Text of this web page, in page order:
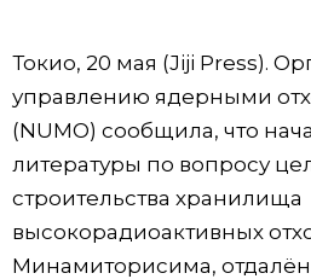
Блог
Японский язык official SNS
Токио, 20 мая (Jiji Press).
управлению ядерными
(NUMO) сообщила, что
литературы по вопросу
строительства хранилища
высокорадиоактивных
Минамиторисима,